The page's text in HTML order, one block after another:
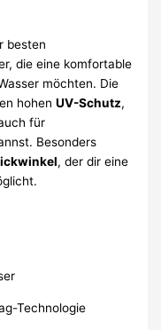
besten
die eine komfortable
möchten. Die
hohenUV-Schutz,
für
Besonders
, der dir eine
Technologie